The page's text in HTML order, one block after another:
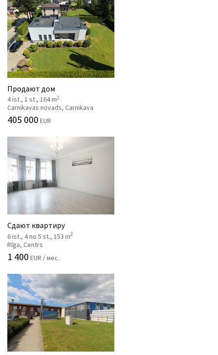
Продают дом
4 ist., 1 st., 164 m2
Carnikavas novads, Carnikava
405 000 EUR
Сдают квартиру
6 ist., 4 no 5 st., 153 m2
Rīga, Centrs
1 400 EUR / мес.